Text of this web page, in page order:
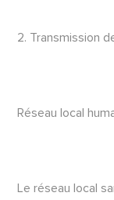
2. Transmission
Réseau local
Le réseau local